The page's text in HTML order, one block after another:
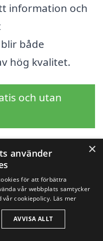
information och
både
hög kvalitet.
och utan
för
i andra
×
använder
för att förbättra
vår webbplats samtycker
vår cookiepolicy. Läs mer
AVVISA ALLT